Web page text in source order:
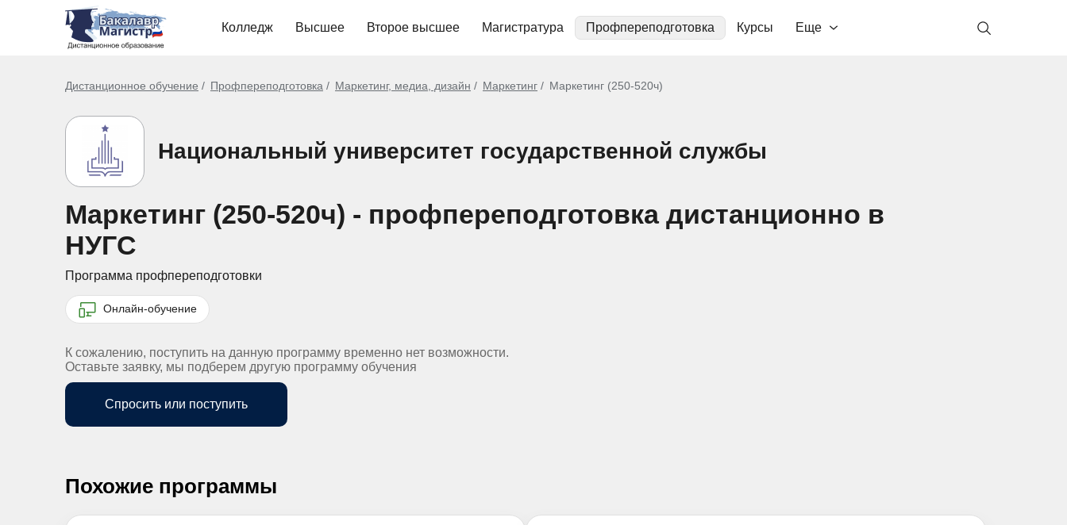
Колледж Высшее Второе высшее Магистратура Профпереподготовка Курсы Еще
Дистанционное обучение Профпереподготовка Маркетинг, медиа, дизайн Маркетинг Маркетинг (250-520ч)
Национальный университет государственной службы
Маркетинг (250-520ч) - профпереподготовка дистанционно в
НУГС
Программа профпереподготовки
Онлайн-обучение
К сожалению, поступить на данную программу временно нет возможности.
Оставьте заявку, мы подберем другую программу обучения
Спросить или поступить
Похожие программы